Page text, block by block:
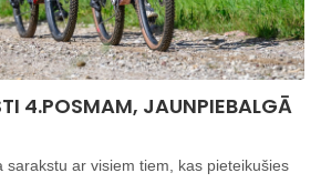
4.POSMAM, JAUNPIEBALGĀ
sarakstu ar visiem tiem, kas pieteikušies